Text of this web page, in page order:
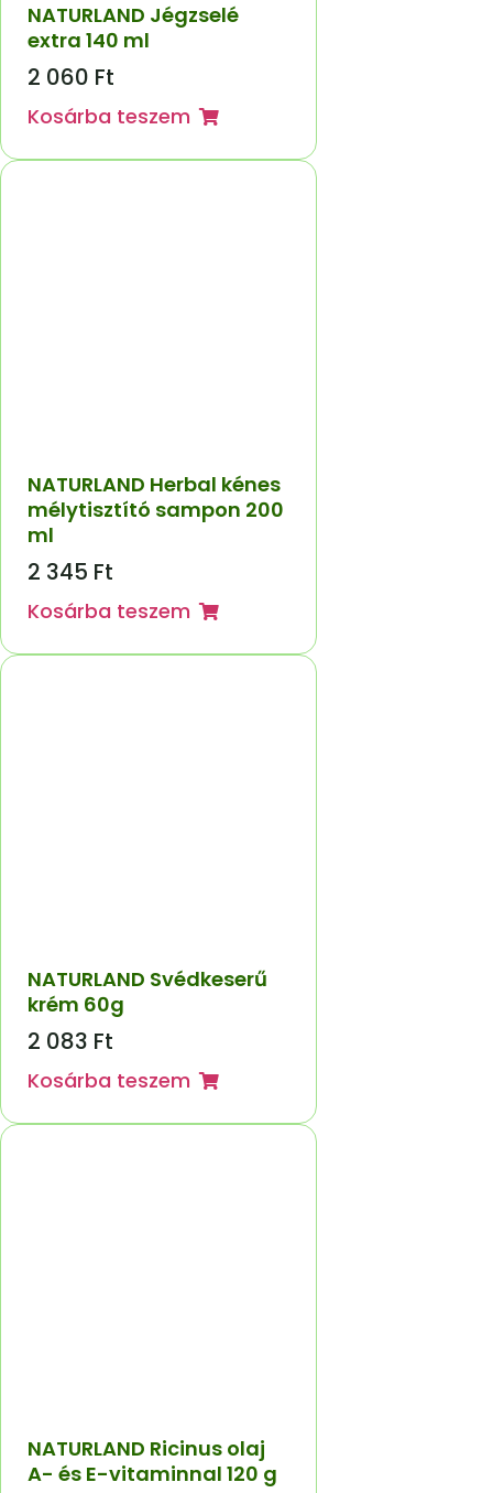
NATURLAND Jégzselé
extra 140 ml
2 060 Ft
Kosárba teszem
NATURLAND Herbal kénes
mélytisztító sampon 200
ml
2 345 Ft
Kosárba teszem
NATURLAND Svédkeserű
krém 60g
2 083 Ft
Kosárba teszem
NATURLAND Ricinus olaj
A- és E-vitaminnal 120 g